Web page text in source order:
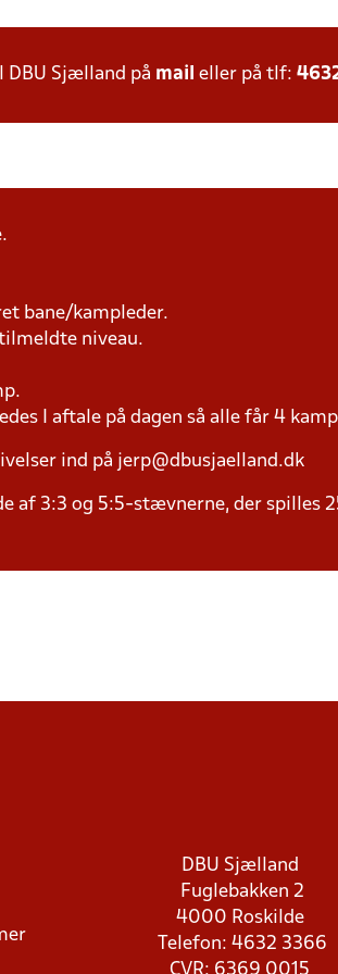
DBU Sjælland på mail eller på tlf:
bane/kampleder.
niveau.
I aftale på dagen så alle får 4
ind på jerp@dbusjaelland.dk
af 3:3 og 5:5-stævnerne, der spilles
DBU Sjælland
Fuglebakken 2
4000 Roskilde
Telefon: 4632 3366
CVR: 6369 0015